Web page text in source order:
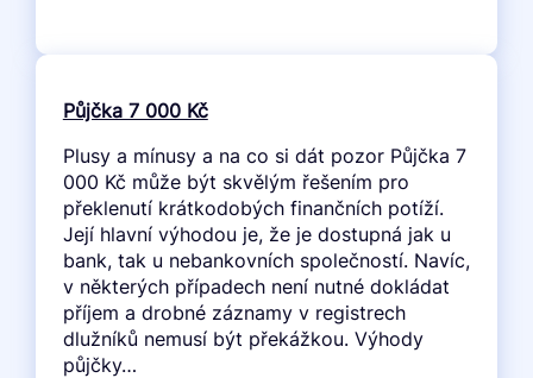
Půjčka 7 000 Kč
Plusy a mínusy a na co si dát pozor Půjčka 7
000 Kč může být skvělým řešením pro
překlenutí krátkodobých finančních potíží.
Její hlavní výhodou je, že je dostupná jak u
bank, tak u nebankovních společností. Navíc,
v některých případech není nutné dokládat
příjem a drobné záznamy v registrech
dlužníků nemusí být překážkou. Výhody
půjčky…